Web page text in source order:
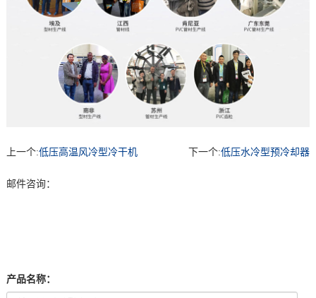
上一个:低压高温风冷型冷干机 下一个:低压水冷型预冷却器
邮件咨询：
产品名称：